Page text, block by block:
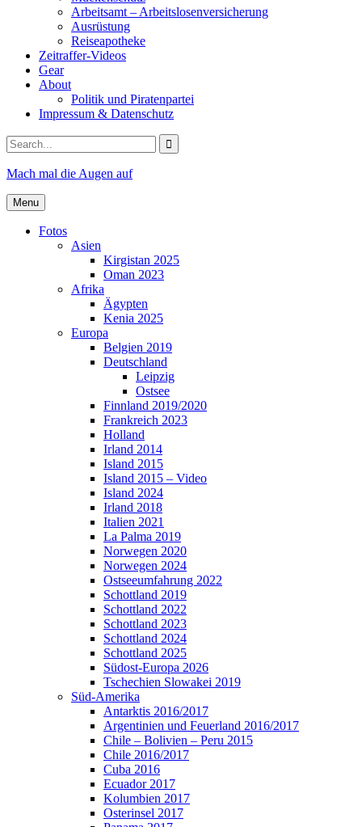
Arbeitsamt – Arbeitslosenversicherung
Ausrüstung
Reiseapotheke
Zeitraffer-Videos
Gear
About
Politik und Piratenpartei
Impressum & Datenschutz
Search
for:
Mach mal die Augen auf
Menu
Fotos
Asien
Kirgistan 2025
Oman 2023
Afrika
Ägypten
Kenia 2025
Europa
Belgien 2019
Deutschland
Leipzig
Ostsee
Finnland 2019/2020
Frankreich 2023
Holland
Irland 2014
Island 2015
Island 2015 – Video
Island 2024
Irland 2018
Italien 2021
La Palma 2019
Norwegen 2020
Norwegen 2024
Ostseeumfahrung 2022
Schottland 2019
Schottland 2022
Schottland 2023
Schottland 2024
Schottland 2025
Südost-Europa 2026
Tschechien Slowakei 2019
Süd-Amerika
Antarktis 2016/2017
Argentinien und Feuerland 2016/2017
Chile – Bolivien – Peru 2015
Chile 2016/2017
Cuba 2016
Ecuador 2017
Kolumbien 2017
Osterinsel 2017